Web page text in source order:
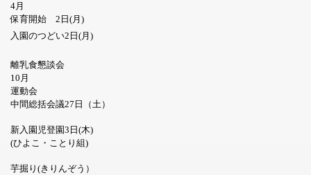
4月
保育開始 2日(月)
入園のつどい2日(月)
離乳食懇談会
10月
運動会
中間総括会議27日（土）
新入園児登園3日(木)
(ひよこ・ことり組)
芋掘り(きりんぞう）